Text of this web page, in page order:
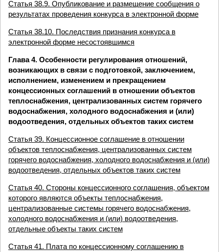
Статья 38.9. Опубликование и размещение сообщения о
результатах проведения конкурса в электронной форме
Статья 38.10. Последствия признания конкурса в
электронной форме несостоявшимся
Глава 4. Особенности регулирования отношений,
возникающих в связи с подготовкой, заключением,
исполнением, изменением и прекращением
концессионных соглашений в отношении объектов
теплоснабжения, централизованных систем горячего
водоснабжения, холодного водоснабжения и (или)
водоотведения, отдельных объектов таких систем
Статья 39. Концессионное соглашение в отношении
объектов теплоснабжения, централизованных систем
горячего водоснабжения, холодного водоснабжения и (или)
водоотведения, отдельных объектов таких систем
Статья 40. Стороны концессионного соглашения, объектом
которого являются объекты теплоснабжения,
централизованные системы горячего водоснабжения,
холодного водоснабжения и (или) водоотведения,
отдельные объекты таких систем
Статья 41. Плата по концессионному соглашению в